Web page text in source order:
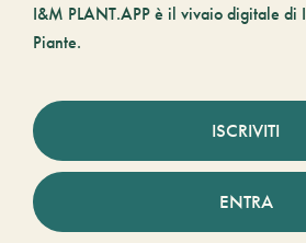
I&M PLANT.APP è il vivaio digitale di
Piante.
ISCRIVITI
ENTRA